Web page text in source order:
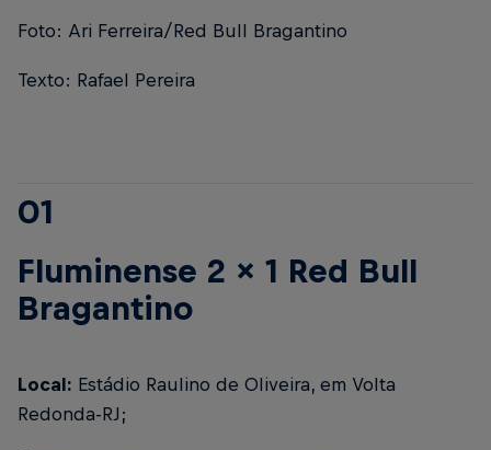
Foto: Ari Ferreira/Red Bull Bragantino
Texto: Rafael Pereira
01
Fluminense 2 x 1 Red Bull
Bragantino
Local: Estádio Raulino de Oliveira, em Volta
Redonda-RJ;